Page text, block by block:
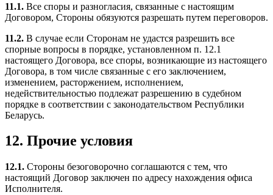
11.1. Все споры и разногласия, связанные с настоящим
Договором, Стороны обязуются разрешать путем переговоров.
11.2. В случае если Сторонам не удастся разрешить все
спорные вопросы в порядке, установленном п. 12.1
настоящего Договора, все споры, возникающие из настоящего
Договора, в том числе связанные с его заключением,
изменением, расторжением, исполнением,
недействительностью подлежат разрешению в судебном
порядке в соответствии с законодательством Республики
Беларусь.
12. Прочие условия
12.1. Стороны безоговорочно соглашаются с тем, что
настоящий Договор заключен по адресу нахождения офиса
Исполнителя.